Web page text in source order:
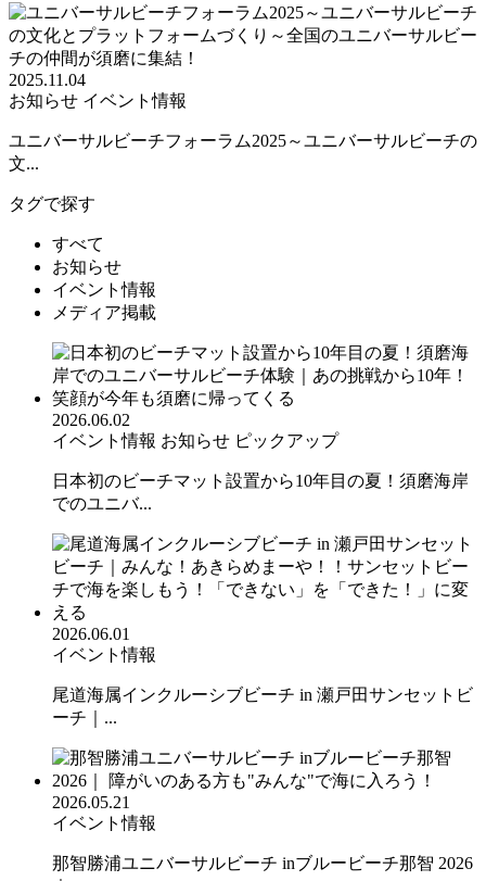
2025.11.04
お知らせ イベント情報
ユニバーサルビーチフォーラム2025～ユニバーサルビーチの
文...
タグで探す
すべて
お知らせ
イベント情報
メディア掲載
2026.06.02
イベント情報 お知らせ ピックアップ
日本初のビーチマット設置から10年目の夏！須磨海岸
でのユニバ...
2026.06.01
イベント情報
尾道海属インクルーシブビーチ in 瀬戸田サンセットビ
ーチ｜...
2026.05.21
イベント情報
那智勝浦ユニバーサルビーチ inブルービーチ那智 2026